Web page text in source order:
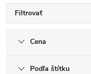
Filtrovať
Cena
Podľa štítku